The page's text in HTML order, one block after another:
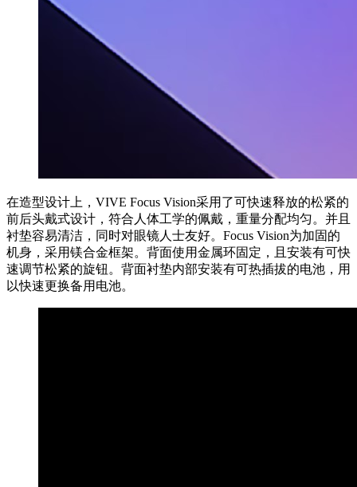
在造型设计上，VIVE Focus Vision采用了可快速释放的松紧的
前后头戴式设计，符合人体工学的佩戴，重量分配均匀。并且
衬垫容易清洁，同时对眼镜人士友好。Focus Vision为加固的
机身，采用镁合金框架。背面使用金属环固定，且安装有可快
速调节松紧的旋钮。背面衬垫内部安装有可热插拔的电池，用
以快速更换备用电池。